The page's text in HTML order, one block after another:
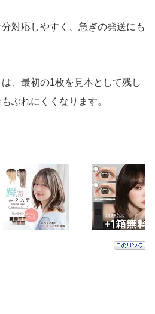
対応しやすく、急ぎの発送にも
、最初の1枚を見本として残し
ぶれにくくなります。